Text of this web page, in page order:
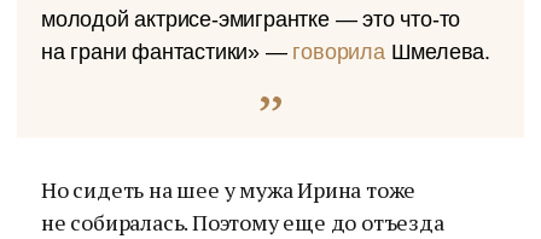
молодой актрисе-эмигрантке — это что-то
на грани фантастики» — говорилаШмелева.
Но сидеть на шее у мужа Ирина тоже
не собиралась. Поэтому еще до отъезда